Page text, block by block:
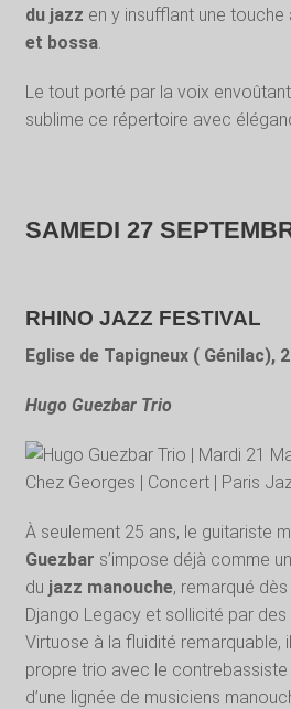
du jazz en y insufflant une touche
et bossa.
Le tout porté par la voix
sublime ce répertoire avec
SAMEDI 27
RHINO JAZZ FESTIVAL
Eglise de Tapigneux ( Génilac),
Hugo Guezbar Trio
À seulement 25 ans, le guitariste
Guezbar s’impose déjà comme
du jazz manouche, remarqué
Django Legacy et sollicité par
Virtuose à la fluidité remarquable,
propre trio avec le contrebassiste
d’une lignée de musiciens